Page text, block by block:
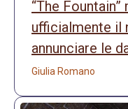
“The
ufficialmente il
annunciare le
Giulia Romano